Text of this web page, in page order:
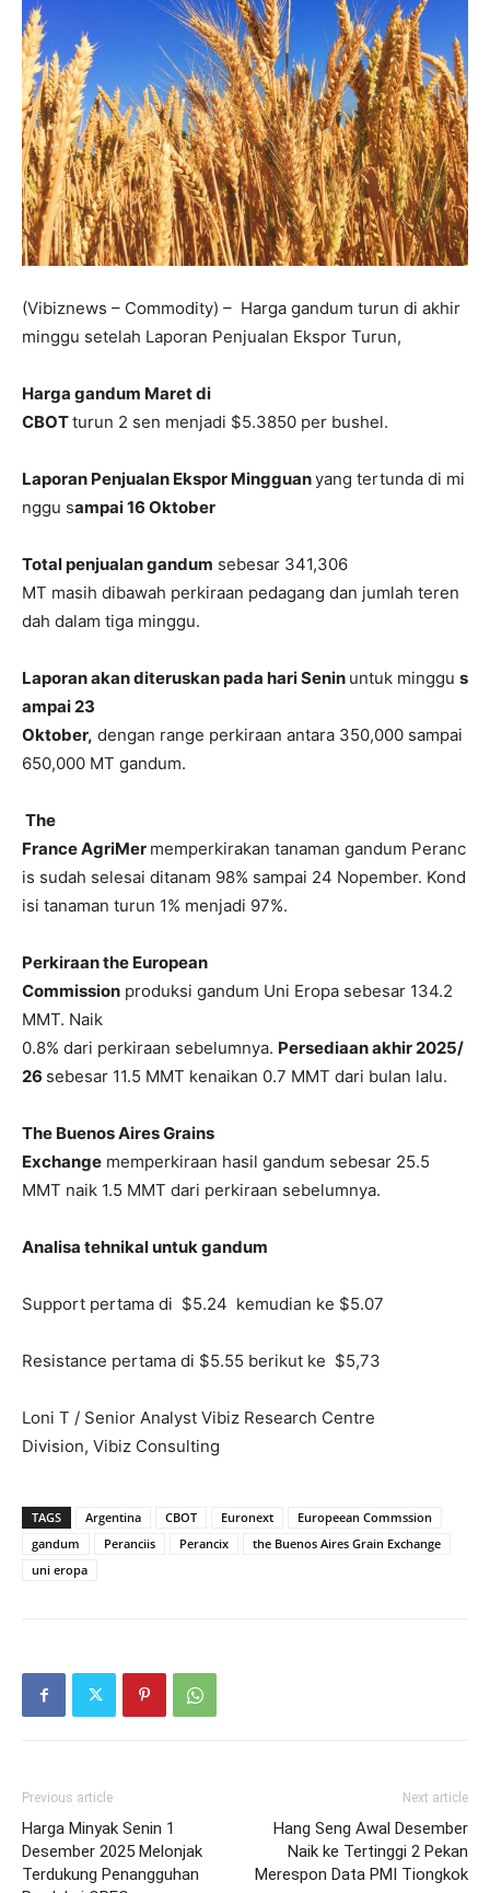
(Vibiznews – Commodity) – Harga gandum turun di akhir
minggu setelah Laporan Penjualan Ekspor Turun,
Harga gandum Maret di
CBOTturun 2 sen menjadi $5.3850 per bushel.
Laporan Penjualan Ekspor Mingguanyang tertunda di mi
nggu sampai 16 Oktober
Total penjualan gandum sebesar 341,306
MT masih dibawah perkiraan pedagang dan jumlah teren
dah dalam tiga minggu.
Laporan akan diteruskan pada hari Senin untuk minggu s
ampai 23
Oktober, dengan range perkiraan antara 350,000 sampai
650,000 MT gandum.
The
France AgriMer memperkirakan tanaman gandum Peranc
is sudah selesai ditanam 98% sampai 24 Nopember. Kond
isi tanaman turun 1% menjadi 97%.
Perkiraan the European
Commission produksi gandum Uni Eropa sebesar 134.2
MMT. Naik
0.8% dari perkiraan sebelumnya. Persediaan akhir 2025/
26 sebesar 11.5 MMT kenaikan 0.7 MMT dari bulan lalu.
The Buenos Aires Grains
Exchange memperkiraan hasil gandum sebesar 25.5
MMT naik 1.5 MMT dari perkiraan sebelumnya.
Analisa tehnikal untuk gandum
Support pertama di $5.24 kemudian ke $5.07
Resistance pertama di $5.55 berikut ke $5,73
Loni T / Senior Analyst Vibiz Research Centre
Division, Vibiz Consulting
TAGS Argentina CBOT Euronext
Europeean Commssion
gandum
Peranciis Perancix
the Buenos Aires Grain Exchange
uni eropa
Previous article
Harga Minyak Senin 1
Desember 2025 Melonjak
Terdukung Penangguhan
Next article
Hang Seng Awal Desember
Naik ke Tertinggi 2 Pekan
Merespon Data PMI Tiongkok